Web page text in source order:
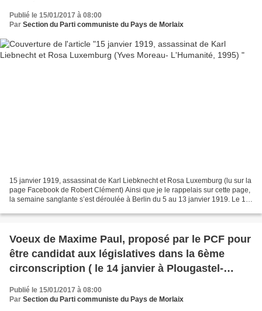
Publié le 15/01/2017 à 08:00
Par Section du Parti communiste du Pays de Morlaix
15 janvier 1919, assassinat de Karl Liebknecht et Rosa Luxemburg (lu sur la
page Facebook de Robert Clément) Ainsi que je le rappelais sur cette page,
la semaine sanglante s’est déroulée à Berlin du 5 au 13 janvier 1919. Le 15
Voeux de Maxime Paul, proposé par le PCF pour
être candidat aux législatives dans la 6ème
circonscription ( le 14 janvier à Plougastel-
Daoulas)
Publié le 15/01/2017 à 08:00
Par Section du Parti communiste du Pays de Morlaix